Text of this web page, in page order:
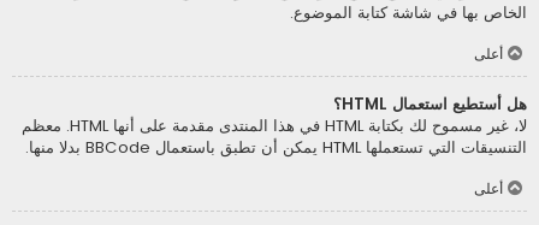
الخاص بها في شاشة كتابة الموضوع.
أعلى
هل أستطيع استعمال HTML؟
لا، غير مسموح لك بكتابة HTML في هذا المنتدى مقدمة على أنها HTML. معظم
التنسيقات التي تستعملها HTML يمكن أن تطبق باستعمال BBCode بدلا منها.
أعلى